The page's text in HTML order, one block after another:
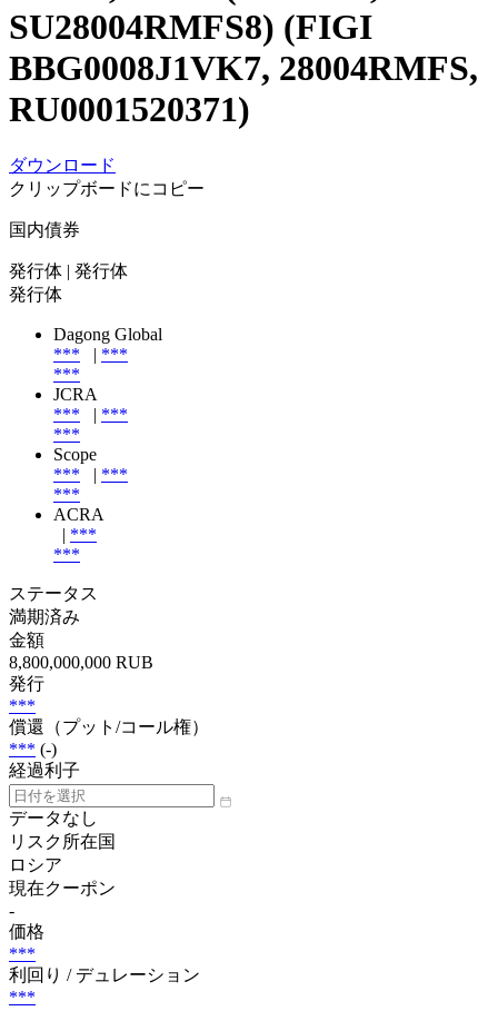
SU28004RMFS8) (FIGI
BBG0008J1VK7, 28004RMFS,
RU0001520371)
ダウンロード
クリップボードにコピー
国内債券
発行体 | 発行体
発行体
Dagong Global
***
| ***
***
JCRA
***
| ***
***
Scope
***
| ***
***
ACRA
| ***
***
ステータス
満期済み
金額
8,800,000,000 RUB
発行
***
償還（プット/コール権）
*** (-)
経過利子
データなし
リスク所在国
ロシア
現在クーポン
-
価格
***
利回り / デュレーション
***